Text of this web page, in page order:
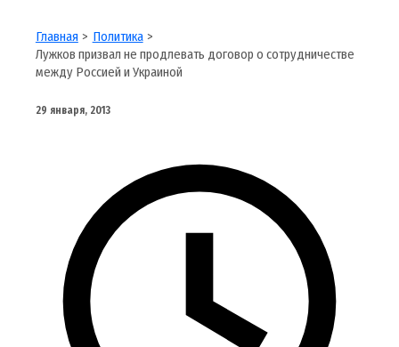
Главная
Политика
Лужков призвал не продлевать договор о сотрудничестве
между Россией и Украиной
29 января, 2013